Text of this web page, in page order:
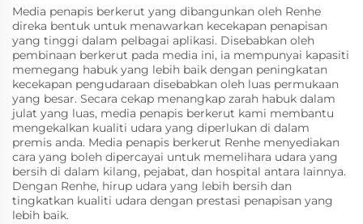
Media penapis berkerut yang dibangunkan oleh Renhe
direka bentuk untuk menawarkan kecekapan penapisan
yang tinggi dalam pelbagai aplikasi. Disebabkan oleh
pembinaan berkerut pada media ini, ia mempunyai kapasiti
memegang habuk yang lebih baik dengan peningkatan
kecekapan pengudaraan disebabkan oleh luas permukaan
yang besar. Secara cekap menangkap zarah habuk dalam
julat yang luas, media penapis berkerut kami membantu
mengekalkan kualiti udara yang diperlukan di dalam
premis anda. Media penapis berkerut Renhe menyediakan
cara yang boleh dipercayai untuk memelihara udara yang
bersih di dalam kilang, pejabat, dan hospital antara lainnya.
Dengan Renhe, hirup udara yang lebih bersih dan
tingkatkan kualiti udara dengan prestasi penapisan yang
lebih baik.